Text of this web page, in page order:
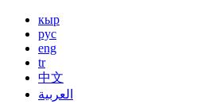
кыр
рус
eng
tr
中文
العربية